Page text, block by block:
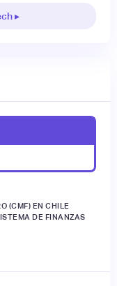
▸
(CMF) EN CHILE
DE FINANZAS